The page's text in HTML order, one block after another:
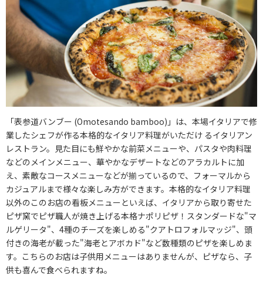
「表参道バンブー (Omotesando bamboo)」は、本場イタリアで修
業したシェフが作る本格的なイタリア料理がいただけ るイタリアン
レストラン。見た目にも鮮やかな前菜メニューや、パスタや肉料理
などのメインメニュー、華やかなデザートなどのアラカルトに加
え、素敵なコースメニューなどが揃っているので、フォーマルから
カジュアルまで様々な楽しみ方ができます。本格的なイタリア料理
以外のこのお店の看板メニューといえば、イタリアから取り寄せた
ピザ窯でピザ職人が焼き上げる本格ナポリピザ！スタンダードな"マ
ルゲリータ"、4種のチーズを楽しめる"クアトロフォルマッジ"、頭
付きの海老が載った"海老とアボカド"など数種類のピザを楽しめま
す。こちらのお店は子供用メニューはありませんが、ピザなら、子
供も喜んで食べられますね。